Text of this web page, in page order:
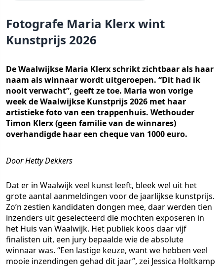
Fotografe Maria Klerx wint
Kunstprijs 2026
De Waalwijkse Maria Klerx schrikt zichtbaar als haar
naam als winnaar wordt uitgeroepen. “Dit had ik
nooit verwacht”, geeft ze toe. Maria won vorige
week de Waalwijkse Kunstprijs 2026 met haar
artistieke foto van een trappenhuis. Wethouder
Timon Klerx (geen familie van de winnares)
overhandigde haar een cheque van 1000 euro.
Door Hetty Dekkers
Dat er in Waalwijk veel kunst leeft, bleek wel uit het
grote aantal aanmeldingen voor de jaarlijkse kunstprijs.
Zo’n zestien kandidaten dongen mee, daar werden tien
inzenders uit geselecteerd die mochten exposeren in
het Huis van Waalwijk. Het publiek koos daar vijf
finalisten uit, een jury bepaalde wie de absolute
winnaar was. “Een lastige keuze, want we hebben veel
mooie inzendingen gehad dit jaar”, zei Jessica Holtkamp